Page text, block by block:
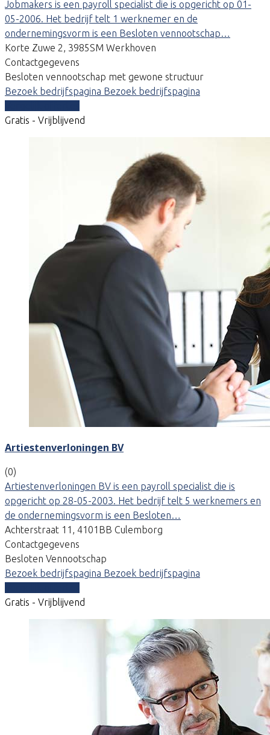
Jobmakers is een payroll specialist die is opgericht op 01-
05-2006. Het bedrijf telt 1 werknemer en de
ondernemingsvorm is een Besloten vennootschap…
Korte Zuwe 2, 3985SM Werkhoven
Contactgegevens
Besloten vennootschap met gewone structuur
Bezoek bedrijfspagina Bezoek bedrijfspagina
Gratis - Vrijblijvend
Artiestenverloningen BV
(0)
Artiestenverloningen BV is een payroll specialist die is
opgericht op 28-05-2003. Het bedrijf telt 5 werknemers en
de ondernemingsvorm is een Besloten…
Achterstraat 11, 4101BB Culemborg
Contactgegevens
Besloten Vennootschap
Bezoek bedrijfspagina Bezoek bedrijfspagina
Gratis - Vrijblijvend